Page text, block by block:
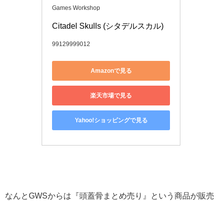
Games Workshop
Citadel Skulls (シタデルスカル)
99129999012
Amazonで見る
楽天市場で見る
Yahoo!ショッピングで見る
なんとGWSからは『頭蓋骨まとめ売り』という商品が販売